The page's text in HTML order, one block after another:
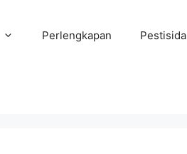
Perlengkapan Pestisida